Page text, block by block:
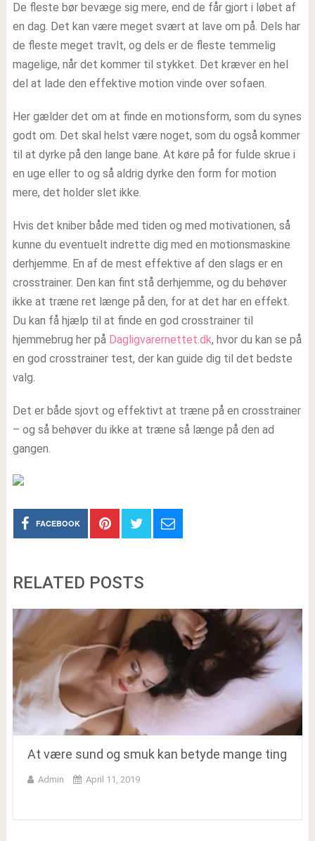
De fleste bør bevæge sig mere, end de får gjort i løbet af
en dag. Det kan være meget svært at lave om på. Dels har
de fleste meget travlt, og dels er de fleste temmelig
magelige, når det kommer til stykket. Det kræver en hel
del at lade den effektive motion vinde over sofaen.
Her gælder det om at finde en motionsform, som du synes
godt om. Det skal helst være noget, som du også kommer
til at dyrke på den lange bane. At køre på for fulde skrue i
en uge eller to og så aldrig dyrke den form for motion
mere, det holder slet ikke.
Hvis det kniber både med tiden og med motivationen, så
kunne du eventuelt indrette dig med en motionsmaskine
derhjemme. En af de mest effektive af den slags er en
crosstrainer. Den kan fint stå derhjemme, og du behøver
ikke at træne ret længe på den, for at det har en effekt.
Du kan få hjælp til at finde en god crosstrainer til
hjemmebrug her på Dagligvarernettet.dk, hvor du kan se på
en god crosstrainer test, der kan guide dig til det bedste
valg.
Det er både sjovt og effektivt at træne på en crosstrainer
– og så behøver du ikke at træne så længe på den ad
gangen.
FACEBOOK
RELATED POSTS
At være sund og smuk kan betyde mange ting
Admin April 11, 2019